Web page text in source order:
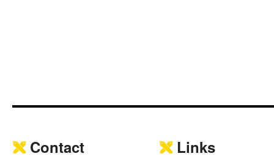
Contact Links